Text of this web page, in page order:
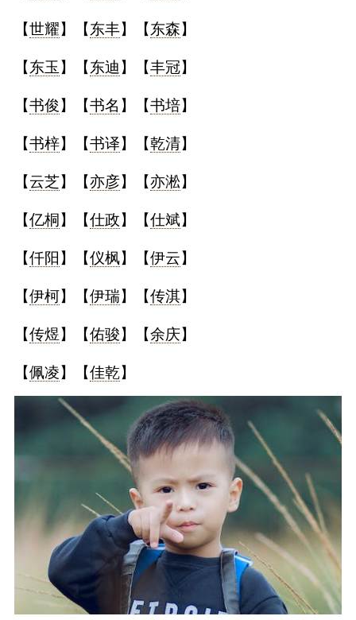
【世耀】【东丰】【东森】
【东玉 】【东迪 】【丰冠】
【书俊 】【书名 】【书培】
【书梓】【书译】【乾清】
【云芝】【亦彦】【亦淞】
【亿桐 】【仕政】【仕斌】
【仟阳 】【仪枫】【伊云】
【伊柯】【伊瑞】【传淇】
【传煜】【佑骏】【余庆】
【佩凌】【佳乾】